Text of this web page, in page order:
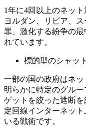
1年に4回以上のネッ
ヨルダン、リビア、
罪、激化する紛争の
れています。
標的型のシャッ
一部の国の政府はネ
明らかに特定のグル
ゲットを絞った遮断
定回線インターネッ
いる戦術です。